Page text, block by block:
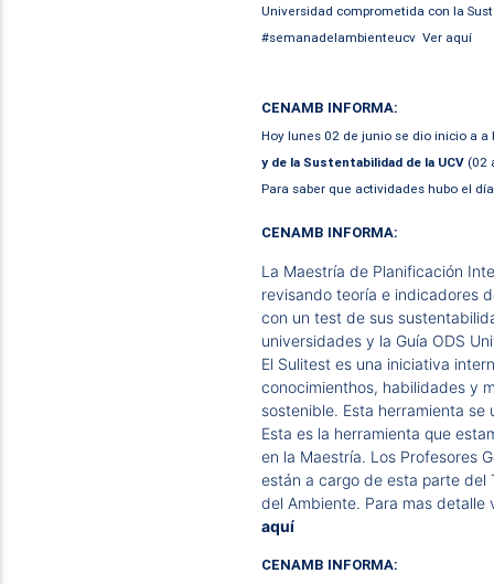
Universidad comprometida con la
#semanadelambienteucv Ver aquí
CENAMB INFORMA:
Hoy lunes 02 de junio se dio inicio a
y de la Sustentabilidad de la UCV(02
Para saber que actividades hubo el
CENAMB INFORMA:
La Maestría de Planificación
revisando teoría e indicadores
con un test de sus
universidades y la Guía ODS
El Sulitest es una iniciativa
conocimienthos, habilidades y
sostenible. Esta herramienta
Esta es la herramienta que
en la Maestría. Los Profesores
están a cargo de esta parte del
del Ambiente. Para mas detalle
aquí
CENAMB INFORMA: